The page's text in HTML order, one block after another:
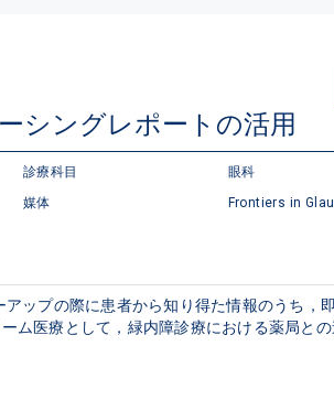
シングレポートの活用
診療科目
眼科
媒体
Frontiers in
ップの際に患者から知り得た情報のうち，
ム医療として，緑内障診療における薬局と